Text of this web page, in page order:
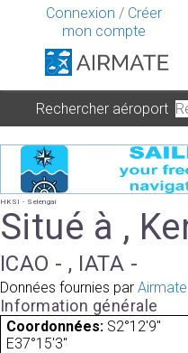
Connexion / Créer
mon compte
Rechercher aéroport
HKSI - Selengai
Situé à ,
ICAO - , IATA -
Données fournies par Airmate
Information générale
Coordonnées: S2°12'9"
E37°15'3"